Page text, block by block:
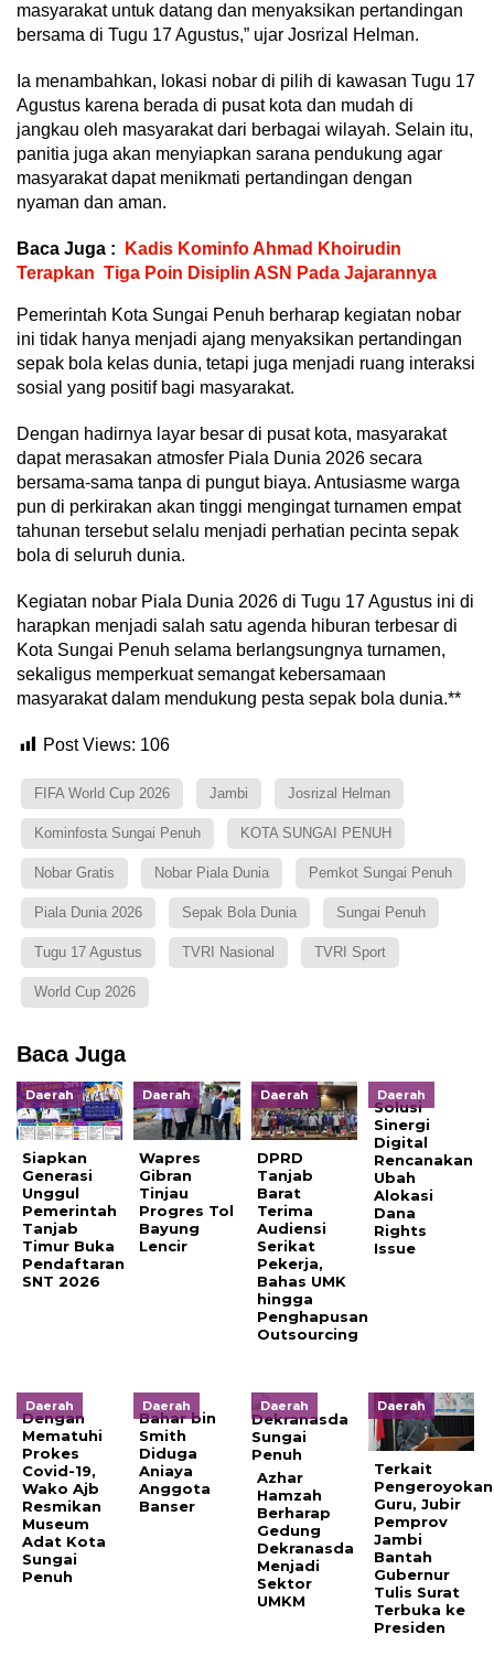
masyarakat untuk datang dan menyaksikan pertandingan
bersama di Tugu 17 Agustus,” ujar Josrizal Helman.
Ia menambahkan, lokasi nobar di pilih di kawasan Tugu 17
Agustus karena berada di pusat kota dan mudah di
jangkau oleh masyarakat dari berbagai wilayah. Selain itu,
panitia juga akan menyiapkan sarana pendukung agar
masyarakat dapat menikmati pertandingan dengan
nyaman dan aman.
Baca Juga :
Kadis Kominfo Ahmad Khoirudin
Terapkan Tiga Poin Disiplin ASN Pada Jajarannya
Pemerintah Kota Sungai Penuh berharap kegiatan nobar
ini tidak hanya menjadi ajang menyaksikan pertandingan
sepak bola kelas dunia, tetapi juga menjadi ruang interaksi
sosial yang positif bagi masyarakat.
Dengan hadirnya layar besar di pusat kota, masyarakat
dapat merasakan atmosfer Piala Dunia 2026 secara
bersama-sama tanpa di pungut biaya. Antusiasme warga
pun di perkirakan akan tinggi mengingat turnamen empat
tahunan tersebut selalu menjadi perhatian pecinta sepak
bola di seluruh dunia.
Kegiatan nobar Piala Dunia 2026 di Tugu 17 Agustus ini di
harapkan menjadi salah satu agenda hiburan terbesar di
Kota Sungai Penuh selama berlangsungnya turnamen,
sekaligus memperkuat semangat kebersamaan
masyarakat dalam mendukung pesta sepak bola dunia.**
Post Views: 106
FIFA World Cup 2026 Jambi Josrizal Helman
Kominfosta Sungai Penuh KOTA SUNGAI PENUH
Nobar Gratis Nobar Piala Dunia Pemkot Sungai Penuh
Piala Dunia 2026 Sepak Bola Dunia Sungai Penuh
Tugu 17 Agustus TVRI Nasional TVRI Sport
World Cup 2026
Baca Juga
Daerah
Siapkan
Generasi
Unggul
Pemerintah
Tanjab
Timur Buka
Pendaftaran
SNT 2026
Daerah
Wapres
Gibran
Tinjau
Progres Tol
Bayung
Lencir
Daerah
DPRD
Tanjab
Barat
Terima
Audiensi
Serikat
Pekerja,
Bahas UMK
hingga
Penghapusan
Outsourcing
Daerah
Solusi
Sinergi
Digital
Rencanakan
Ubah
Alokasi
Dana
Rights
Issue
Daerah
Dengan
Mematuhi
Prokes
Covid-19,
Wako Ajb
Resmikan
Museum
Adat Kota
Sungai
Penuh
Daerah
Bahar bin
Smith
Diduga
Aniaya
Anggota
Banser
Daerah
Azhar
Hamzah
Berharap
Gedung
Dekranasda
Menjadi
Sektor
UMKM
Daerah
Terkait
Pengeroyokan
Guru, Jubir
Pemprov
Jambi
Bantah
Gubernur
Tulis Surat
Terbuka ke
Presiden